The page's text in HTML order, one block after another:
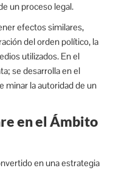
un proceso legal.
efectos similares,
del orden político, la
utilizados. En el
se desarrolla en el
minar la autoridad de un
en el Ámbito
en una estrategia